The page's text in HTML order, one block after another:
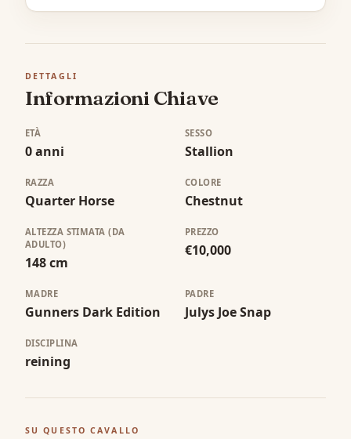
DETTAGLI
Informazioni Chiave
ETÀ
0 anni
SESSO
Stallion
RAZZA
Quarter Horse
COLORE
Chestnut
ALTEZZA STIMATA (DA
ADULTO)
148 cm
PREZZO
€10,000
MADRE
Gunners Dark Edition
PADRE
Julys Joe Snap
DISCIPLINA
reining
SU QUESTO CAVALLO